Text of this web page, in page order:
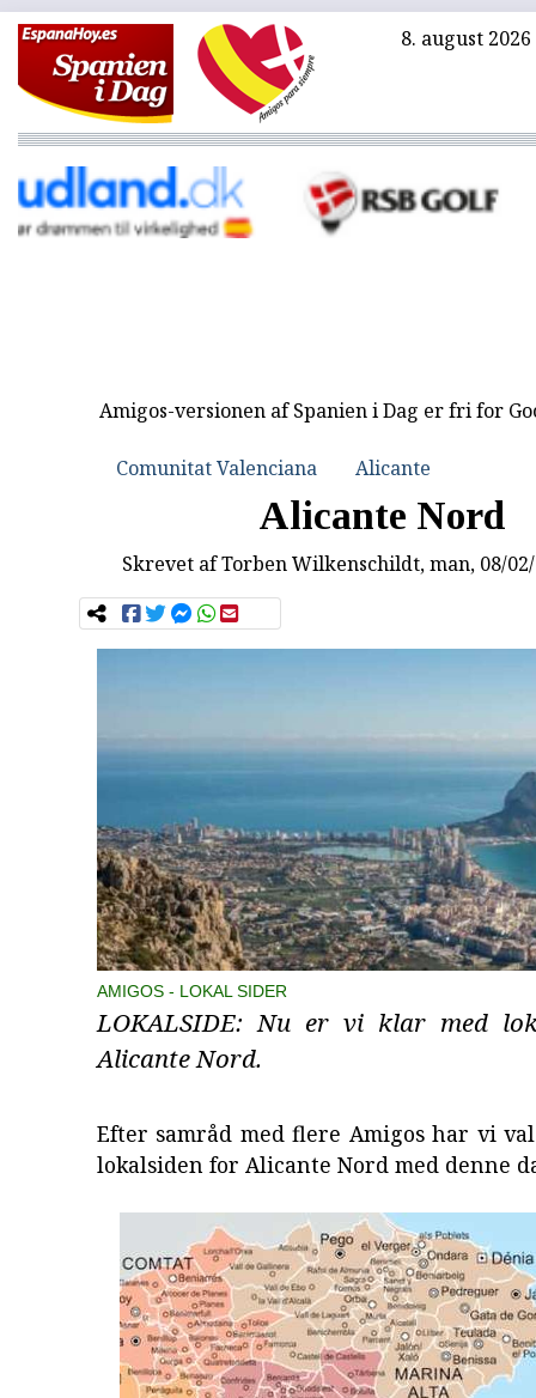
8. august 2026
Amigos-versionen af Spanien i Dag er fri for
Comunitat Valenciana Alicante
Alicante Nord
Skrevet afTorben Wilkenschildt, man, 08/
AMIGOS LOKAL SIDER
LOKALSIDE: Nu er vi klar med
Alicante Nord.
Efter samråd med flere Amigos har vi
lokalsiden for Alicante Nord med denne